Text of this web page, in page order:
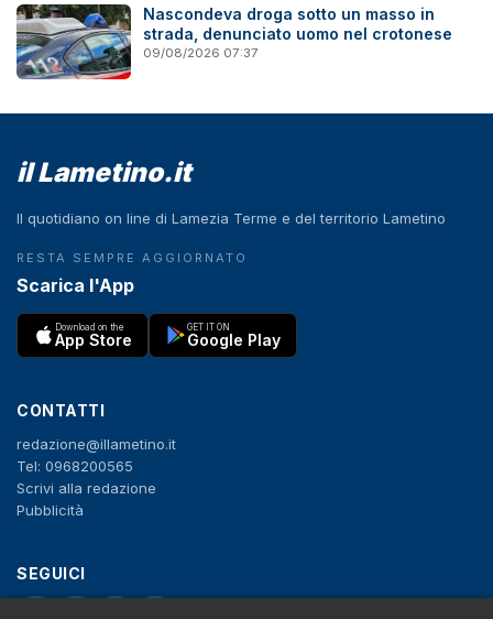
Nascondeva droga sotto un masso in
strada, denunciato uomo nel crotonese
09/08/2026 07:37
il Lametino.it
Il quotidiano on line di Lamezia Terme e del territorio Lametino
RESTA SEMPRE AGGIORNATO
Scarica l'App
Download on the
App Store
GET IT ON
Google Play
CONTATTI
redazione@illametino.it
Tel: 0968200565
Scrivi alla redazione
Pubblicità
SEGUICI